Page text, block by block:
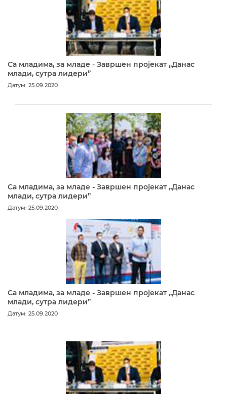
Са младима, за младе - Завршен пројекат „Данас
млади, сутра лидери”
Датум: 25.09.2020
Са младима, за младе - Завршен пројекат „Данас
млади, сутра лидери”
Датум: 25.09.2020
Са младима, за младе - Завршен пројекат „Данас
млади, сутра лидери”
Датум: 25.09.2020